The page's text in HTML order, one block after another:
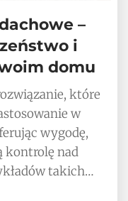
–
i
domu
które
w
wygodę,
kontrolę nad
takich…